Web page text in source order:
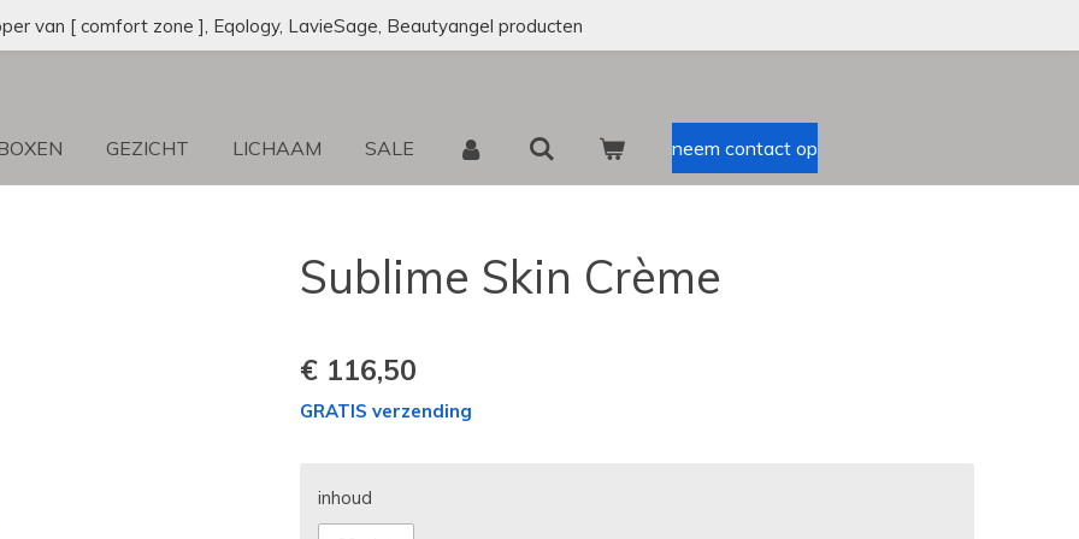
van [ comfort zone ], Eqology, LavieSage, Beautyangel producten
GEZICHT LICHAAM SALE neem contact op
Sublime Skin Crème
€ 116,50
GRATIS verzending
inhoud